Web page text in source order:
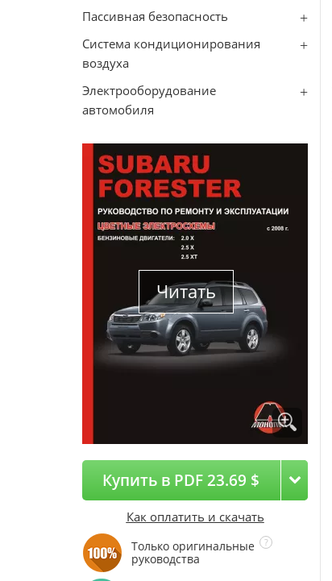
Пассивная безопасность
Система кондиционирования
воздуха
Электрооборудование
автомобиля
Читать
Купить в PDF 23.69 $
Как оплатить и скачать
Только оригинальные
руководства